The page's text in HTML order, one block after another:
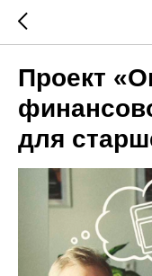
Проект
для